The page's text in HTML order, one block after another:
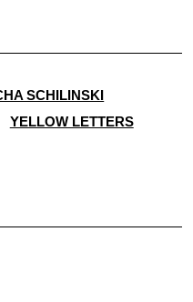
SCHILINSKI
YELLOW LETTERS